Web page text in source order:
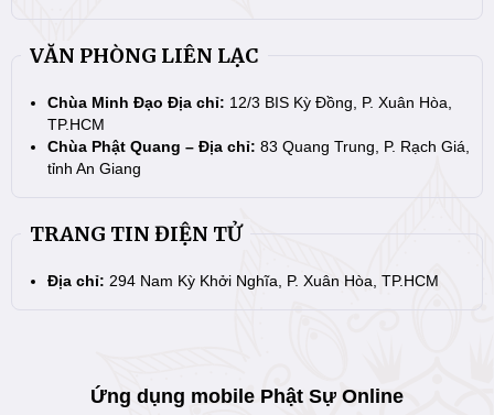
VĂN PHÒNG LIÊN LẠC
Chùa Minh Đạo Địa chỉ: 12/3 BIS Kỳ Đồng, P. Xuân Hòa,
TP.HCM
Chùa Phật Quang – Địa chỉ: 83 Quang Trung, P. Rạch Giá,
tỉnh An Giang
TRANG TIN ĐIỆN TỬ
Địa chỉ: 294 Nam Kỳ Khởi Nghĩa, P. Xuân Hòa, TP.HCM
Ứng dụng mobile Phật Sự Online